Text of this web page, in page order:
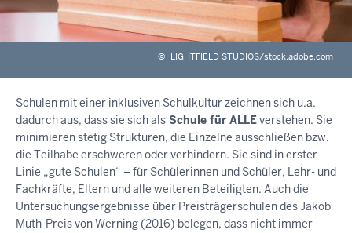
© LIGHTFIELD STUDIOS/stock.adobe.com
Schulen mit einer inklusiven Schulkultur zeichnen sich u.a.
dadurch aus, dass sie sich als Schule für ALLEverstehen. Sie
minimieren stetig Strukturen, die Einzelne ausschließen bzw.
die Teilhabe erschweren oder verhindern. Sie sind in erster
Linie „gute Schulen“ – für Schülerinnen und Schüler, Lehr- und
Fachkräfte, Eltern und alle weiteren Beteiligten. Auch die
Untersuchungsergebnisse über Preisträgerschulen des Jakob
Muth-Preis von Werning (2016) belegen, dass nicht immer